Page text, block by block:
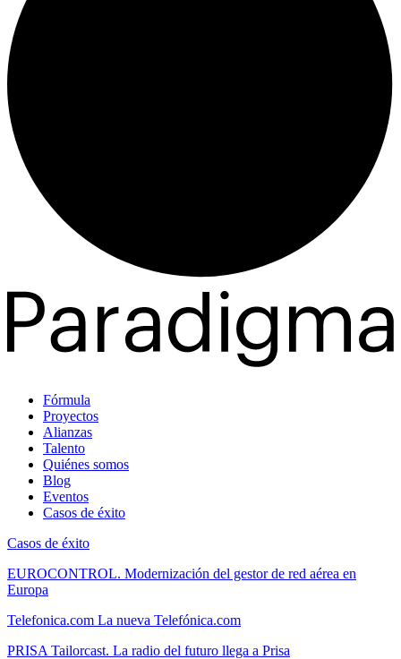
Fórmula
Proyectos
Alianzas
Talento
Quiénes somos
Blog
Eventos
Casos de éxito
Casos de éxito
EUROCONTROL. Modernización del gestor de red aérea en
Europa
Telefonica.com La nueva Telefónica.com
PRISA Tailorcast. La radio del futuro llega a Prisa